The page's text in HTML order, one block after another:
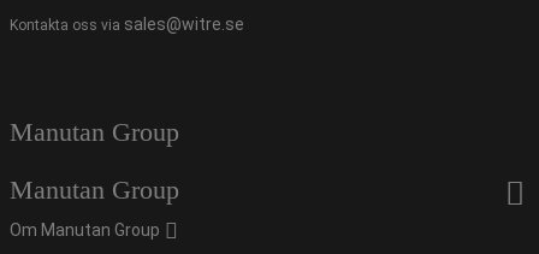
Kontakta oss via sales@witre.se
Manutan Group
Manutan Group
Om Manutan Group